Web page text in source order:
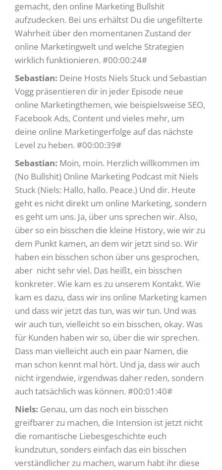
gemacht, den online Marketing Bullshit
aufzudecken. Bei uns erhältst Du die ungefilterte
Wahrheit über den momentanen Zustand der
online Marketingwelt und welche Strategien
wirklich funktionieren. #00:00:24#
Sebastian: Deine Hosts Niels Stuck und Sebastian
Vogg präsentieren dir in jeder Episode neue
online Marketingthemen, wie beispielsweise SEO,
Facebook Ads, Content und vieles mehr, um
deine online Marketingerfolge auf das nächste
Level zu heben. #00:00:39#
Sebastian: Moin, moin. Herzlich willkommen im
(No Bullshit) Online Marketing Podcast mit Niels
Stuck (Niels: Hallo, hallo. Peace.) Und dir. Heute
geht es nicht direkt um online Marketing, sondern
es geht um uns. Ja, über uns sprechen wir. Also,
über so ein bisschen die kleine History, wie wir zu
dem Punkt kamen, an dem wir jetzt sind so. Wir
haben ein bisschen schon über uns gesprochen,
aber nicht sehr viel. Das heißt, ein bisschen
konkreter. Wie kam es zu unserem Kontakt. Wie
kam es dazu, dass wir ins online Marketing kamen
und dass wir jetzt das tun, was wir tun. Und was
wir auch tun, vielleicht so ein bisschen, okay. Was
für Kunden haben wir so, über die wir sprechen.
Dass man vielleicht auch ein paar Namen, die
man schon kennt mal hört. Und ja, dass wir auch
nicht irgendwie, irgendwas daher reden, sondern
auch tatsächlich was können. #00:01:40#
Niels: Genau, um das noch ein bisschen
greifbarer zu machen, die Intension ist jetzt nicht
die romantische Liebesgeschichte euch
kundzutun, sonders einfach das ein bisschen
verständlicher zu machen, warum habt ihr diese